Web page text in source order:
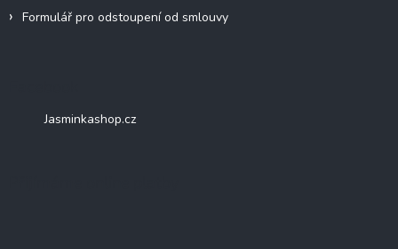
Formulář pro odstoupení od smlouvy
Jasminkashop.cz